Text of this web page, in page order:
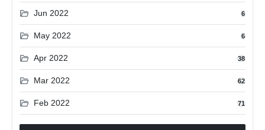
folder_open Jun 2022 6
folder_open May 2022 6
folder_open Apr 2022 38
folder_open Mar 2022 62
folder_open Feb 2022 71